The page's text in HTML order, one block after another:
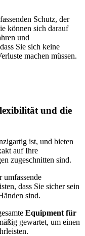
Schutz, der
können sich darauf
und
Sie sich keine
machen müssen.
und die
ist, und bieten
auf Ihre
zugeschnitten sind.
umfassende
dass Sie sicher sein
sind.
Equipment für
gewartet, um einen